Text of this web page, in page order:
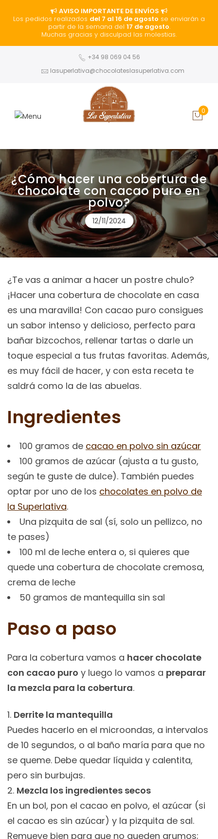
AVISO IMPORTANTE DE ENVÍOS
Los pedidos realizados del 7 al 16 de agosto se enviarán a
partir de la semana del 17 de agosto.
Muchas gracias y disculpad las molestias.
+34 98 069 04 56
lasuperlativa@chocolateslasuperlativa.com
0
¿Cómo hacer una cobertura de
chocolate con cacao puro en
polvo?
12/11/2024
¿Te vas a animar a hacer un postre chulo?
¡Hacer una cobertura de chocolate en casa
es una maravilla! Con cacao puro consigues
un sabor intenso y delicioso, perfecto para
bañar bizcochos, rellenar tartas o darle un
toque especial a tus frutas favoritas. Además,
es muy fácil de hacer, y con esta receta te
saldrá como la de las abuelas.
Ingredientes
100 gramos de cacao en polvo sin azúcar
100 gramos de azúcar (ajusta a tu gusto,
según te guste de dulce). También puedes
optar por uno de los chocolates en polvo de
la Superlativa.
Una pizquita de sal (sí, solo un pellizco, no
te pases)
100 ml de leche entera o, si quieres que
quede una cobertura de chocolate cremosa,
crema de leche
50 gramos de mantequilla sin sal
Paso a paso
Para la cobertura vamos a hacer chocolate
con cacao puro y luego lo vamos a preparar
la mezcla para la cobertura.
Derrite la mantequilla
Puedes hacerlo en el microondas, a intervalos
de 10 segundos, o al baño maría para que no
se queme. Debe quedar líquida y calentita,
pero sin burbujas.
Mezcla los ingredientes secos
En un bol, pon el cacao en polvo, el azúcar (si
el cacao es sin azúcar) y la pizquita de sal.
Remueve bien para que no queden grumos;